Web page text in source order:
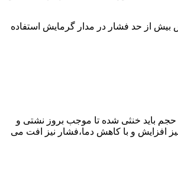
بیش از حد فشار در مدار گرمایش استفاده
حجم باید خنثی شده تا موجب بروز نشتی و
افزایش و با کاهش دما،فشار نیز افت می